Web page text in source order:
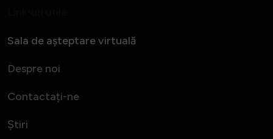
Sala de așteptare virtuală
Despre noi
Contactați-ne
Știri